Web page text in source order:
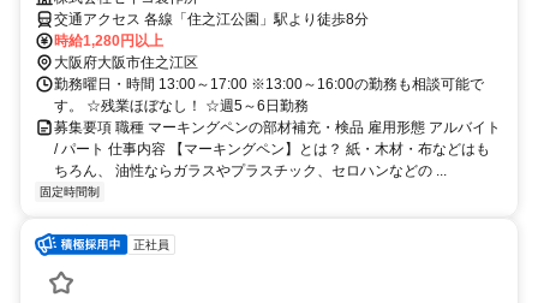
交通アクセス 各線「住之江公園」駅より徒歩8分
時給1,280円以上
大阪府大阪市住之江区
勤務曜日・時間 13:00～17:00 ※13:00～16:00の勤務も相談可能で
す。 ☆残業ほぼなし！ ☆週5～6日勤務
募集要項 職種 マーキングペンの部材補充・検品 雇用形態 アルバイト
/ パート 仕事内容 【マーキングペン】とは？ 紙・木材・布などはも
ちろん、 油性ならガラスやプラスチック、セロハンなどの ...
固定時間制
正社員